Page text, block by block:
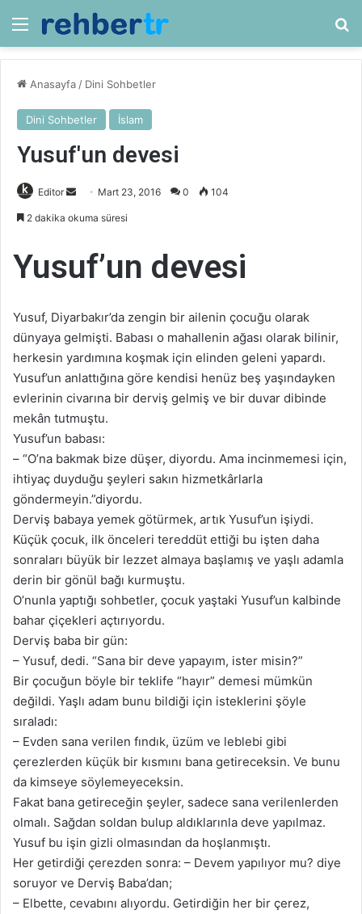
Menü
Anasayfa / Dini Sohbetler
Dini Sohbetler İslam
Yusuf'un devesi
Editor
Bir
Mart 23, 2016 0 104
2 dakika okuma süresi
Yusuf’un devesi
Yusuf, Diyarbakır’da zengin bir ailenin çocuğu olarak
dünyaya gelmişti. Babası o mahallenin ağası olarak bilinir,
herkesin yardımına koşmak için elinden geleni yapardı.
Yusuf’un anlattığına göre kendisi henüz beş yaşındayken
evlerinin civarına bir derviş gelmiş ve bir duvar dibinde
mekân tutmuştu.
Yusuf’un babası:
– “O’na bakmak bize düşer, diyordu. Ama incinmemesi için,
ihtiyaç duyduğu şeyleri sakın hizmetkârlarla
göndermeyin.”diyordu.
Derviş babaya yemek götürmek, artık Yusuf’un işiydi.
Küçük çocuk, ilk önceleri tereddüt ettiği bu işten daha
sonraları büyük bir lezzet almaya başlamış ve yaşlı adamla
derin bir gönül bağı kurmuştu.
O’nunla yaptığı sohbetler, çocuk yaştaki Yusuf’un kalbinde
bahar çiçekleri açtırıyordu.
Derviş baba bir gün:
– Yusuf, dedi. “Sana bir deve yapayım, ister misin?”
Bir çocuğun böyle bir teklife “hayır” demesi mümkün
değildi. Yaşlı adam bunu bildiği için isteklerini şöyle
sıraladı:
– Evden sana verilen fındık, üzüm ve leblebi gibi
çerezlerden küçük bir kısmını bana getireceksin. Ve bunu
da kimseye söylemeyeceksin.
Fakat bana getireceğin şeyler, sadece sana verilenlerden
olmalı. Sağdan soldan bulup aldıklarınla deve yapılmaz.
Yusuf bu işin gizli olmasından da hoşlanmıştı.
Her getirdiği çerezden sonra: – Devem yapılıyor mu? diye
soruyor ve Derviş Baba’dan;
– Elbette, cevabını alıyordu. Getirdiğin her bir çerez,